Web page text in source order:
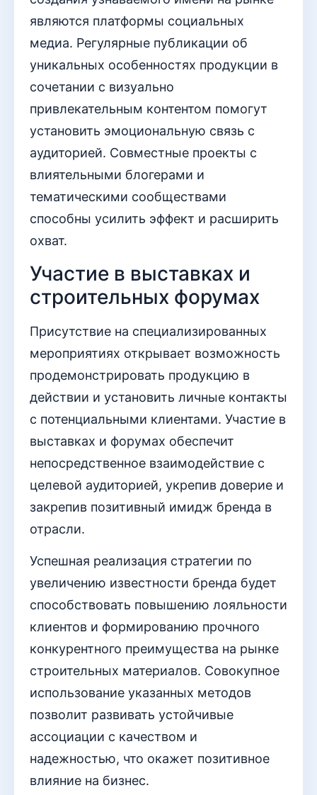
являются платформы социальных
медиа. Регулярные публикации об
уникальных особенностях продукции в
сочетании с визуально
привлекательным контентом помогут
установить эмоциональную связь с
аудиторией. Совместные проекты с
влиятельными блогерами и
тематическими сообществами
способны усилить эффект и расширить
охват.
Участие в выставках и
строительных форумах
Присутствие на специализированных
мероприятиях открывает возможность
продемонстрировать продукцию в
действии и установить личные контакты
с потенциальными клиентами. Участие в
выставках и форумах обеспечит
непосредственное взаимодействие с
целевой аудиторией, укрепив доверие и
закрепив позитивный имидж бренда в
отрасли.
Успешная реализация стратегии по
увеличению известности бренда будет
способствовать повышению лояльности
клиентов и формированию прочного
конкурентного преимущества на рынке
строительных материалов. Совокупное
использование указанных методов
позволит развивать устойчивые
ассоциации с качеством и
надежностью, что окажет позитивное
влияние на бизнес.